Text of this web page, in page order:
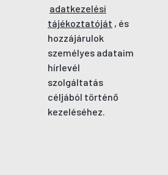
adatkezelési
tájékoztatóját , és
hozzájárulok
személyes adataim
hírlevél
szolgáltatás
céljából történő
kezeléséhez.